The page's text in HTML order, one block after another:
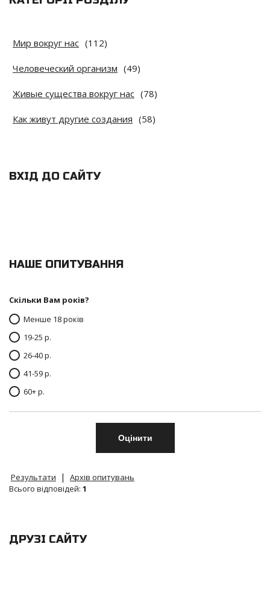
Мир вокруг нас (112)
Человеческий организм (49)
Живые существа вокруг нас (78)
Как живут другие создания (58)
ВХІД ДО САЙТУ
НАШЕ ОПИТУВАННЯ
Скільки Вам років?
Менше 18 років
19-25 р.
26-40 р.
41-59 р.
60+ р.
Результати |
Архів опитувань
Всього відповідей: 1
ДРУЗІ САЙТУ